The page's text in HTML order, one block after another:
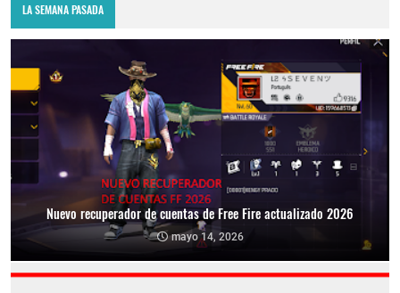
LA SEMANA PASADA
Nuevo recuperador de cuentas de Free Fire actualizado 2026
mayo 14, 2026